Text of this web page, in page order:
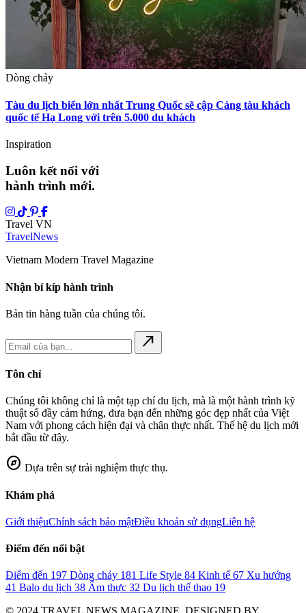
Dòng chảy
Tàu du lịch biển lớn nhất Trung Quốc sẽ cập Cảng tàu khách
quốc tế Hạ Long với trên 5.000 du khách
Inspiration
Luôn kết nối với
hành trình mới.
Travel VN
TravelNews
Vietnam Modern Travel Magazine
Nhận bí kíp hành trình
Bản tin hàng tuần của chúng tôi.
north_east
Tôn chỉ
Chúng tôi không chỉ là một tạp chí du lịch, mà là một hành trình kỹ
thuật số đầy cảm hứng, đưa bạn đến những góc đẹp nhất của Việt
Nam với phong cách hiện đại và chân thực nhất. Thế hệ du lịch mới
bắt đầu từ đây.
explore Dựa trên sự trải nghiệm thực thụ.
Khám phá
Giới thiệuChính sách bảo mậtĐiều khoản sử dụngLiên hệ
Điểm đến nổi bật
Điểm đến 197 Dòng chảy 181 Life Style 84 Kinh tế 67 Xu hướng
41 Balo du lịch 38 Ẩm thực 32 Du lịch thể thao 19